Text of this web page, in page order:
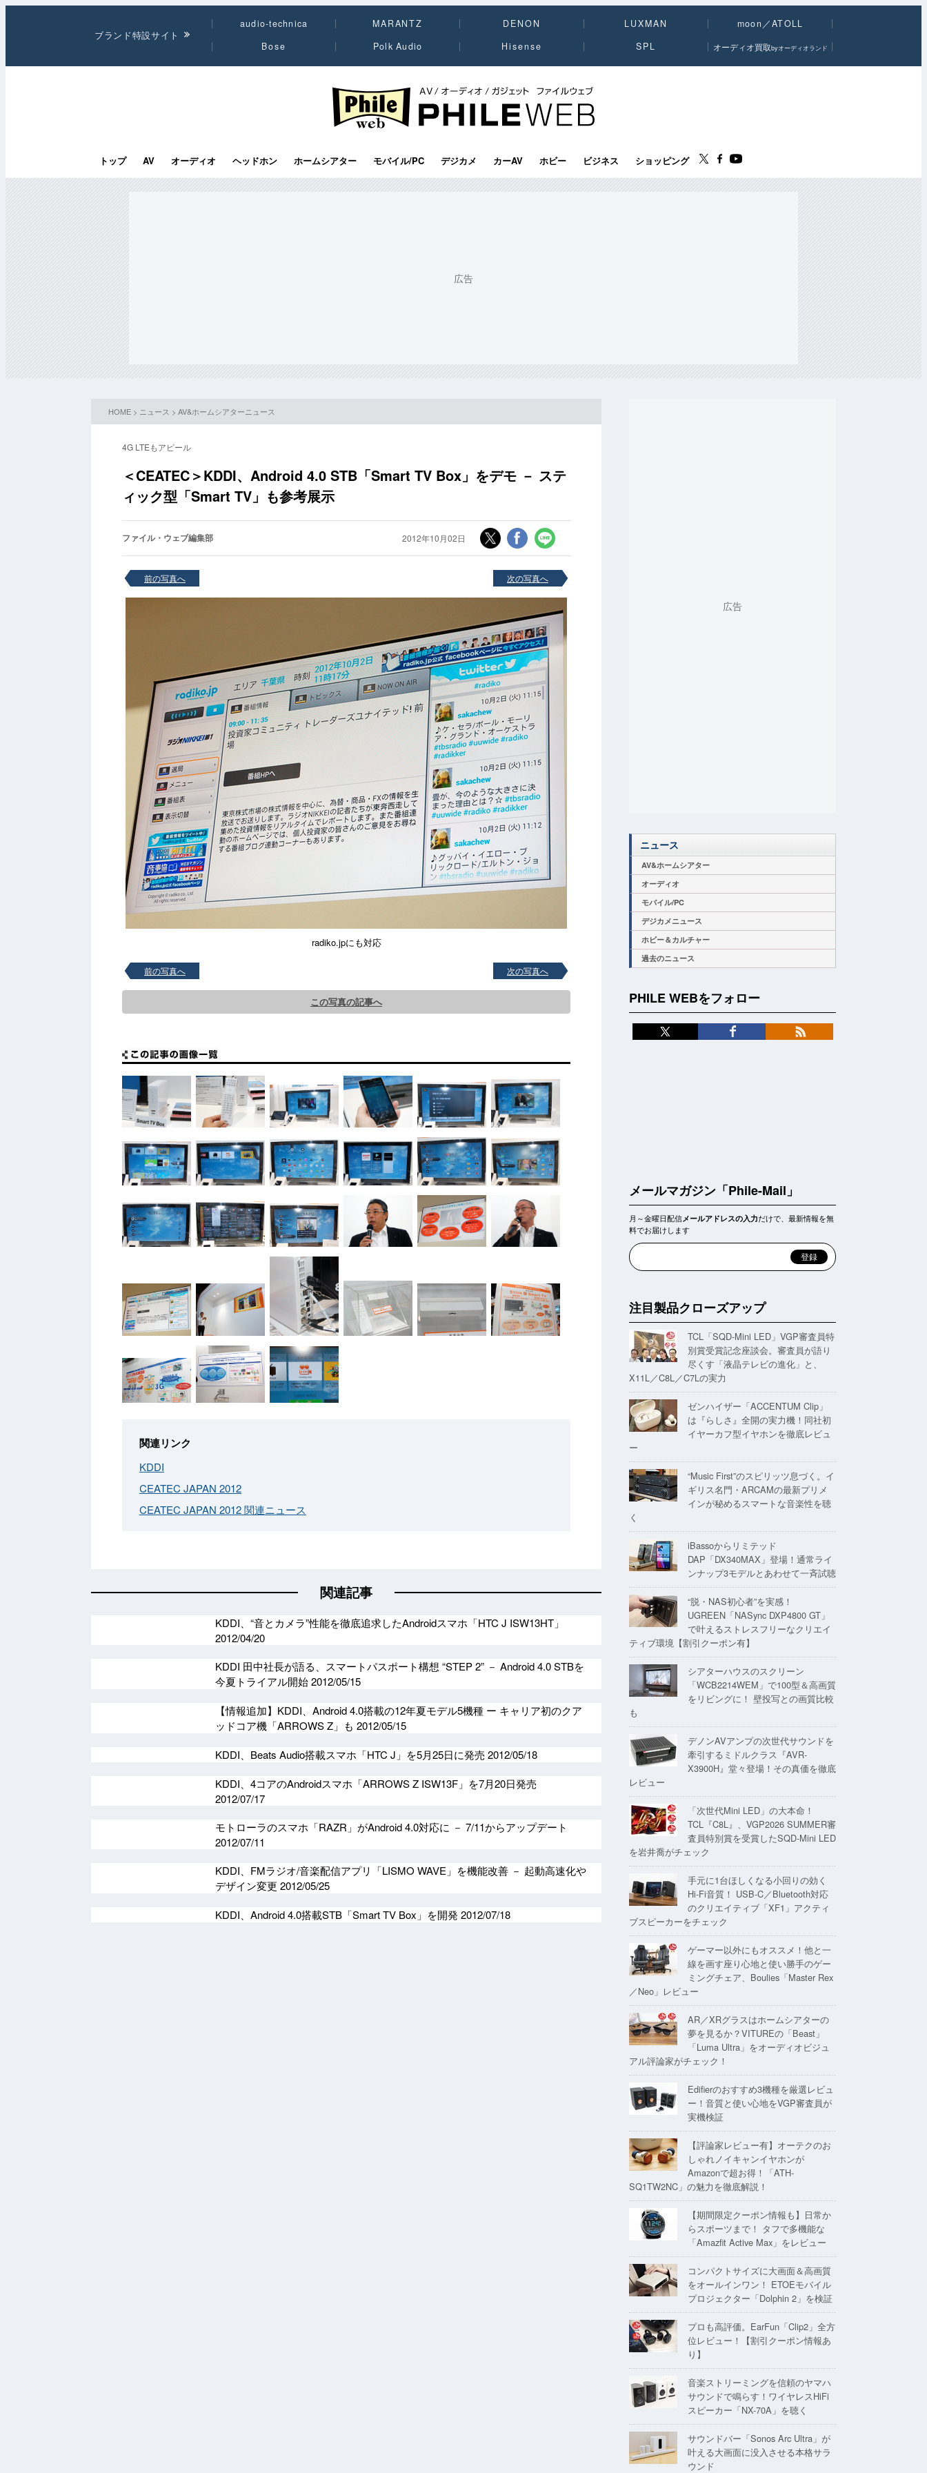
ブランド特設サイト
audio-technica MARANTZ DENON LUXMAN
moon／ATOLL
Bose
Polk Audio Hisense SPL オーディオ買取byオーディオランド
PHILE WEB｜AV/オーディオ/ガジェット
トップ AV オーディオ ヘッドホン ホームシアター モバイル/PC デジカメ カーAV ホビー ビジネス ショッピング
HOME > ニュース > AV&ホームシアターニュース
4G LTEもアピール
＜CEATEC＞KDDI、Android 4.0 STB「Smart TV Box」をデモ － ステ
ィック型「Smart TV」も参考展示
ファイル・ウェブ編集部 2012年10月02日
前の写真へ 次の写真へ
radiko.jpにも対応
前の写真へ 次の写真へ
この写真の記事へ
関連リンク
KDDI
CEATEC JAPAN 2012
CEATEC JAPAN 2012 関連ニュース
関連記事
KDDI、“音とカメラ”性能を徹底追求したAndroidスマホ「HTC J ISW13HT」
2012/04/20
KDDI 田中社長が語る、スマートパスポート構想 “STEP 2” － Android 4.0 STBを
今夏トライアル開始2012/05/15
【情報追加】KDDI、Android 4.0搭載の12年夏モデル5機種 ー キャリア初のクア
ッドコア機「ARROWS Z」も 2012/05/15
KDDI、Beats Audio搭載スマホ「HTC J」を5月25日に発売 2012/05/18
KDDI、4コアのAndroidスマホ「ARROWS Z ISW13F」を7月20日発売
2012/07/17
モトローラのスマホ「RAZR」がAndroid 4.0対応に － 7/11からアップデート
2012/07/11
KDDI、FMラジオ/音楽配信アプリ「LISMO WAVE」を機能改善 － 起動高速化や
デザイン変更 2012/05/25
KDDI、Android 4.0搭載STB「Smart TV Box」を開発 2012/07/18
ニュース
AV&ホームシアター
オーディオ
モバイル/PC
デジカメニュース
ホビー＆カルチャー
過去のニュース
PHILE WEBをフォロー
メールマガジン「Phile-Mail」
月～金曜日配信メールアドレスの入力だけで、最新情報を無
料でお届けします
注目製品クローズアップ
TCL「SQD-Mini LED」VGP審査員特
別賞受賞記念座談会。審査員が語り
尽くす「液晶テレビの進化」と、
X11L／C8L／C7Lの実力
ゼンハイザー「ACCENTUM Clip」
は『らしさ』全開の実力機！同社初
イヤーカフ型イヤホンを徹底レビュ
ー
“Music First”のスピリッツ息づく。イ
ギリス名門・ARCAMの最新プリメ
インが秘めるスマートな音楽性を聴
く
iBassoからリミテッド
DAP「DX340MAX」登場！通常ライ
ンナップ3モデルとあわせて一斉試聴
“脱・NAS初心者”を実感！
UGREEN「NASync DXP4800 GT」
で叶えるストレスフリーなクリエイ
ティブ環境【割引クーポン有】
シアターハウスのスクリーン
「WCB2214WEM」で100型＆高画質
をリビングに！ 壁投写との画質比較
も
デノンAVアンプの次世代サウンドを
牽引するミドルクラス『AVR-
X3900H』堂々登場！その真価を徹底
レビュー
「次世代Mini LED」の大本命！
TCL『C8L』、VGP2026 SUMMER審
査員特別賞を受賞したSQD-Mini LED
を岩井喬がチェック
手元に1台ほしくなる小回りの効く
Hi-Fi音質！ USB-C／Bluetooth対応
のクリエイティブ「XF1」アクティ
ブスピーカーをチェック
ゲーマー以外にもオススメ！他と一
線を画す座り心地と使い勝手のゲー
ミングチェア、Boulies「Master Rex
／Neo」レビュー
AR／XRグラスはホームシアターの
夢を見るか？VITUREの「Beast」
「Luma Ultra」をオーディオビジュ
アル評論家がチェック！
Edifierのおすすめ3機種を厳選レビュ
ー！音質と使い心地をVGP審査員が
実機検証
【評論家レビュー有】オーテクのお
しゃれノイキャンイヤホンが
Amazonで超お得！「ATH-
SQ1TW2NC」の魅力を徹底解説！
【期間限定クーポン情報も】日常か
らスポーツまで！ タフで多機能な
「Amazfit Active Max」をレビュー
コンパクトサイズに大画面＆高画質
をオールインワン！ ETOEモバイル
プロジェクター「Dolphin 2」を検証
プロも高評価。EarFun「Clip2」全方
位レビュー！【割引クーポン情報あ
り】
音楽ストリーミングを信頼のヤマハ
サウンドで鳴らす！ワイヤレスHiFi
スピーカー「NX-70A」を聴く
サウンドバー「Sonos Arc Ultra」が
叶える大画面に没入させる本格サラ
ウンド